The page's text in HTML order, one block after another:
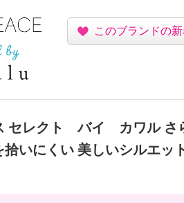
このブランドの
セレクト バイ カワル さ
拾いにくい 美しいシルエッ